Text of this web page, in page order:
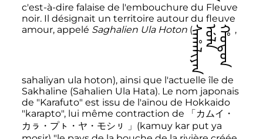
c'est-à-dire falaise de l'embouchure du Fleuve
noir. Il désignait un territoire autour du fleuve
amour, appelé Saghalien Ula Hoton(ᠰᠠᡥᠠᠯᡳᠶᠠᠨᡠᠯᠠᡥᠣᡨᠣᠨ,
sahaliyan ula hoton), ainsi que l'actuelle île de
Sakhaline (Sahalien Ula Hata). Le nom japonais
de "Karafuto" est issu de l'aïnou de Hokkaido
"karapto", lui même contraction de 「カムイ・
カㇻ・プㇳ・ヤ・モシㇼ 」(kamuy kar put ya